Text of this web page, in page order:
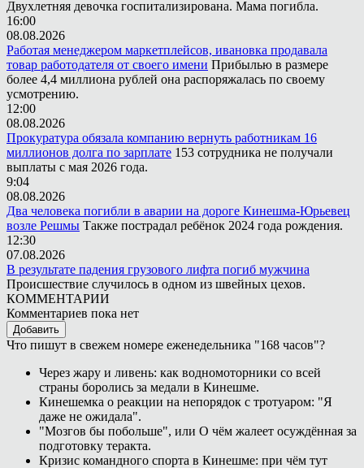
Двухлетняя девочка госпитализирована. Мама погибла.
16:00
08.08.2026
Работая менеджером маркетплейсов, ивановка продавала
товар работодателя от своего имени Прибылью в размере
более 4,4 миллиона рублей она распоряжалась по своему
усмотрению.
12:00
08.08.2026
Прокуратура обязала компанию вернуть работникам 16
миллионов долга по зарплате 153 сотрудника не получали
выплаты с мая 2026 года.
9:04
08.08.2026
Два человека погибли в аварии на дороге Кинешма-Юрьевец
возле Решмы Также пострадал ребёнок 2024 года рождения.
12:30
07.08.2026
В результате падения грузового лифта погиб мужчина
Происшествие случилось в одном из швейных цехов.
КОММЕНТАРИИ
Комментариев пока нет
Добавить
Что пишут в свежем номере еженедельника "168 часов"?
Через жару и ливень: как водномоторники со всей
страны боролись за медали в Кинешме.
Кинешемка о реакции на непорядок с тротуаром: "Я
даже не ожидала".
"Мозгов бы побольше", или О чём жалеет осуждённая за
подготовку теракта.
Кризис командного спорта в Кинешме: при чём тут